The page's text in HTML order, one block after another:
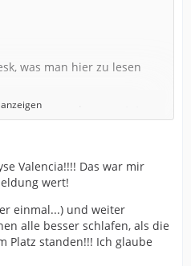
was man hier zu lesen
Monaten noch mausetot war,
werden muß.
wurden verkauft,
Wortspiel).
Material, das er zur
Handschrift. Das er kein
Valencia!!!! Das war mir
wert!
einmal...) und weiter
alle besser schlafen, als die
Platz standen!!! Ich glaube